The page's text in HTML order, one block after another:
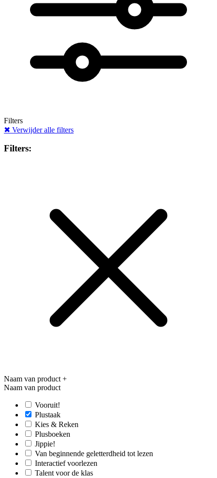
Filters
✖ Verwijder alle filters
Filters:
Naam van product +
Naam van product
Vooruit!
Plustaak
Kies & Reken
Plusboeken
Jippie!
Van beginnende geletterdheid tot lezen
Interactief voorlezen
Talent voor de klas